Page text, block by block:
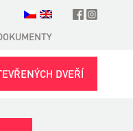
DVEŘÍ